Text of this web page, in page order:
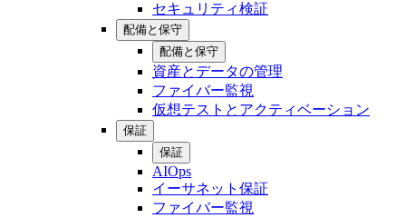
セキュリティ検証
配備と保守
配備と保守
資産とデータの管理
ファイバー監視
仮想テストとアクティベーション
保証
保証
AIOps
イーサネット保証
ファイバー監視